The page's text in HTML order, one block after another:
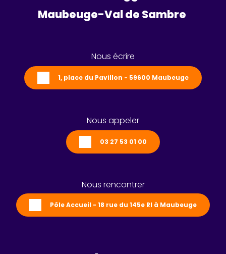
Maubeuge-Val de Sambre
Nous écrire
1, place du Pavillon - 59600 Maubeuge
Nous appeler
03 27 53 01 00
Nous rencontrer
Pôle Accueil - 18 rue du 145e RI à Maubeuge